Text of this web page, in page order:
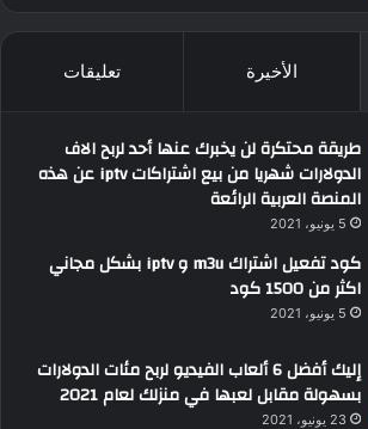
الأخيرة تعليقات
طريقة محتكرة لن يخبرك عنها أحد لربح الاف
الدولارات شهريا من بيع اشتراكات iptv عن هذه
المنصة العربية الرائعة
5 يونيو، 2021
كود تفعيل اشتراك m3u و iptv بشكل مجاني
اكثر من 1500 كود
5 يونيو، 2021
إليك أفضل 6 ألعاب الفيديو لربح مئات الدولارات
بسهولة مقابل لعبها في منزلك لعام 2021
23 يونيو، 2021